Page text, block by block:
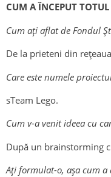
CUM A ÎNCEPUT TOTUL
Cum ați aflat de Fondul
De la prieteni din
Care este numele
sTeam Lego.
Cum v-a venit ideea cu
După un brainstorming
Ați formulat-o, așa cum